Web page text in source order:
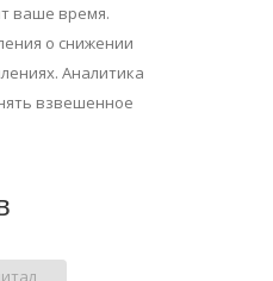
ваше время.
о снижении
Аналитика
взвешенное